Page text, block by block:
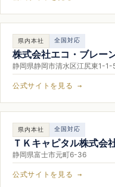
県内本社 全国対応
株式会社エコ・ブレー
静岡県静岡市清水区江尻東1-
公式サイトを見る →
県内本社 全国対応
ＴＫキャピタル株式会
静岡県富士市元町6-36
公式サイトを見る →